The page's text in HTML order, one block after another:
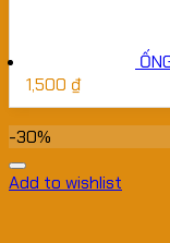
1,500 ₫
-30%
Add to wishlist